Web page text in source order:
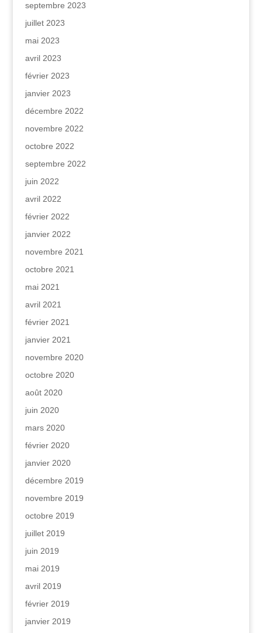
septembre 2023
juillet 2023
mai 2023
avril 2023
février 2023
janvier 2023
décembre 2022
novembre 2022
octobre 2022
septembre 2022
juin 2022
avril 2022
février 2022
janvier 2022
novembre 2021
octobre 2021
mai 2021
avril 2021
février 2021
janvier 2021
novembre 2020
octobre 2020
août 2020
juin 2020
mars 2020
février 2020
janvier 2020
décembre 2019
novembre 2019
octobre 2019
juillet 2019
juin 2019
mai 2019
avril 2019
février 2019
janvier 2019